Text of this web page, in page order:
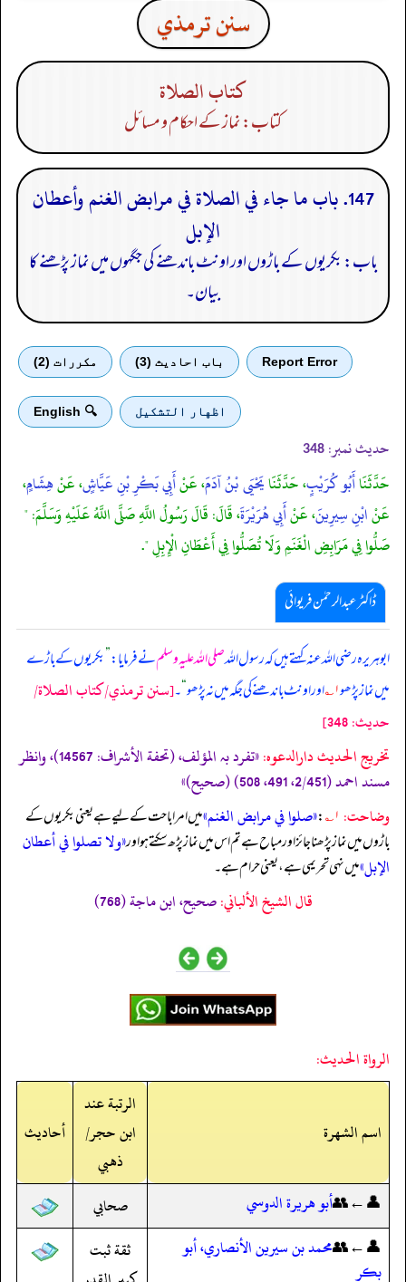
سنن ترمذي
كتاب الصلاة
کتاب: نماز کے احکام و مسائل
147. باب ما جاء في الصلاة في مرابض الغنم وأعطان
الإبل
باب: بکریوں کے باڑوں اور اونٹ باندھنے کی جگہوں میں نماز پڑھنے کا
بیان۔
Report Error باب احادیث (3) مكررات (2)
اظهار التشكيل 🔍 English
حدیث نمبر: 348
حَدَّثَنَاأَبُو كُرَيْبٍ، حَدَّثَنَايَحْيَى بْنُ آدَمَ، عَنْأَبِي بَكْرِ بْنِ عَيَّاشٍ، عَنْهِشَامٍ،
عَنْابْنِ سِيرِينَ، عَنْأَبِي هُرَيْرَةَ، قَالَ: قَالَ رَسُولُ اللَّهِ صَلَّى اللَّهُ عَلَيْهِ وَسَلَّمَ: "
صَلُّوا فِي مَرَابِضِ الْغَنَمِ وَلَا تُصَلُّوا فِي أَعْطَانِ الْإِبِلِ ".
ڈاکٹر عبدالرحمٰن فریوائی
ابوہریرہ رضی الله عنہ کہتے ہیں کہرسول اللہصلی اللہ علیہ وسلمنے فرمایا:”بکریوں کے باڑے
میں نماز پڑھو۱؎ اور اونٹ باندھنے کی جگہ میں نہ پڑھو“۔[سنن ترمذي/كتاب الصلاة/
حدیث: 348]
تخریج الحدیث دارالدعوہ:
«تفرد بہ المؤلف، (تحفة الأشراف: 14567)، وانظر
مسند احمد (2/451، 491، 508) (صحیح)»
وضاحت: ۱؎ :«صلوا في مرابض الغنم»میں امر اباحت کے لیے ہے یعنی بکریوں کے
باڑوں میں نماز پڑھنا جائز اور مباح ہے تم اس میں نماز پڑھ سکتے ہو اور«ولا تصلوا في أعطان
الإبل»میں نہی تحریمی ہے، یعنی حرام ہے۔
قال الشيخ الألباني:صحيح، ابن ماجة (768)
الرواة الحديث:
اسم الشهرة
الرتبة عند
ابن حجر/
ذهبي
أحاديث
👤←👥أبو هريرة الدوسي
صحابي
👤←👥محمد بن سيرين الأنصاري، أبو
بكر
ثقة ثبت